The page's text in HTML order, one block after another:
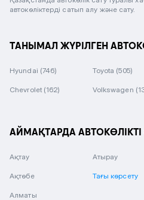
автокөліктерді сатып алу және сату.
ТАНЫМАЛ ЖҮРІЛГЕН
Hyundai (746) Toyota (505)
Chevrolet (162) Volkswagen
АЙМАҚТАРДА АВТОКӨЛІКТІ
Ақтау
Ақтөбе
Алматы
Атырау
Тағы көрсету